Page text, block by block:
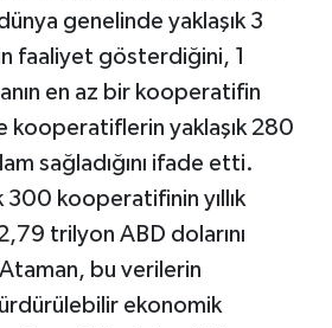
genelinde yaklaşık 3
faaliyet gösterdiğini, 1
en az bir kooperatifin
kooperatiflerin yaklaşık 280
sağladığını ifade etti.
300 kooperatifinin yıllık
trilyon ABD dolarını
Ataman, bu verilerin
ekonomik